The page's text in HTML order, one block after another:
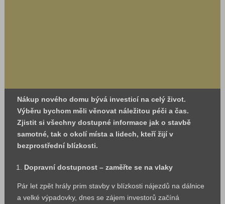
Nákup nového domu bývá investicí na celý život.
Výběru bychom měli věnovat náležitou péči a čas.
Zjistit si všechny dostupné informace jak o stavbě
samotné, tak o okolí místa a lidech, kteří žijí v
bezprostřední blízkosti.
Dopravní dostupnost – zaměřte se na vlaky
Pár let zpět hrály prim stavby v blízkosti nájezdů na dálnice
a velké výpadovky, dnes se zájem investorů začíná